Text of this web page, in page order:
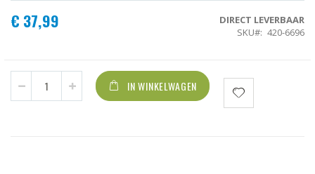
€ 37,99
DIRECT LEVERBAAR
SKU
420-6696
IN WINKELWAGEN
gallerij